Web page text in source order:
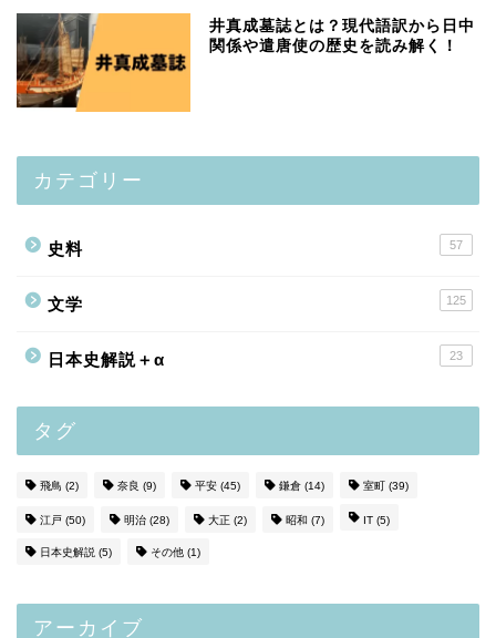
井真成墓誌とは？現代語訳から日中
関係や遣唐使の歴史を読み解く！
カテゴリー
史料 57
文学 125
日本史解説＋α 23
タグ
飛鳥 (2) 奈良 (9) 平安 (45) 鎌倉 (14) 室町 (39)
江戸 (50) 明治 (28) 大正 (2) 昭和 (7) IT (5)
日本史解説 (5) その他 (1)
アーカイブ